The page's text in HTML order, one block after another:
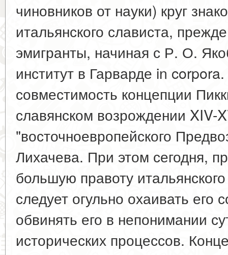
чиновников от науки) круг
итальянского слависта,
эмигранты, начиная с Р. О.
институт в Гарварде in
совместимость концепции
славянском возрождении XIV-
"восточноевропейского
Лихачева. При этом сегодня,
большую правоту
следует огульно охаивать его
обвинять его в непонимании
исторических процессов.